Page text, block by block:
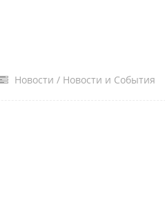
Новости / Новости и События